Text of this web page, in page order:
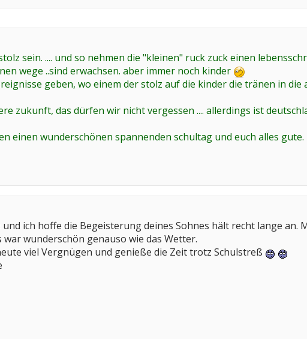
sein. .... und so nehmen die "kleinen" ruck zuck einen
wege ..sind erwachsen. aber immer noch kinder
geben, wo einem der stolz auf die kinder die tränen in die
zukunft, das dürfen wir nicht vergessen .... allerdings ist
einen wunderschönen spannenden schultag und euch alles gute.
ich hoffe die Begeisterung deines Sohnes hält recht lange an.
war wunderschön genauso wie das Wetter.
viel Vergnügen und genieße die Zeit trotz Schulstreß